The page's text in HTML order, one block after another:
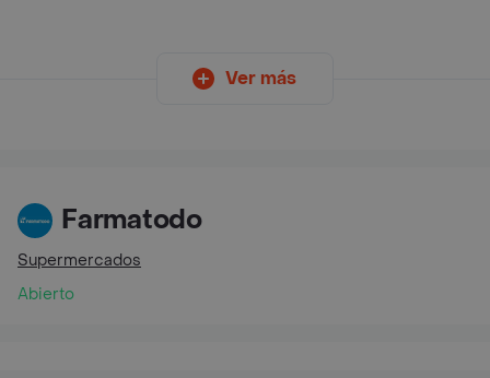
Ver más
Farmatodo
Supermercados
Abierto